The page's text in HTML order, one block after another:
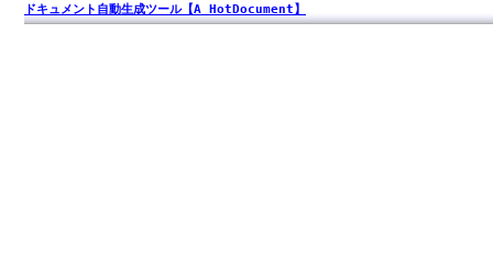
ドキュメント自動生成ツール【A HotDocument】